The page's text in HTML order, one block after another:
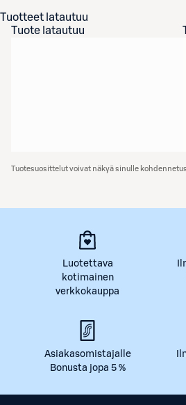
Tuotteet latautuu
Tuote latautuu
Tuotesuosittelut voivat näkyä sinulle
Luotettava
kotimainen
verkkokauppa
Asiakasomistajalle
Bonusta jopa 5 %